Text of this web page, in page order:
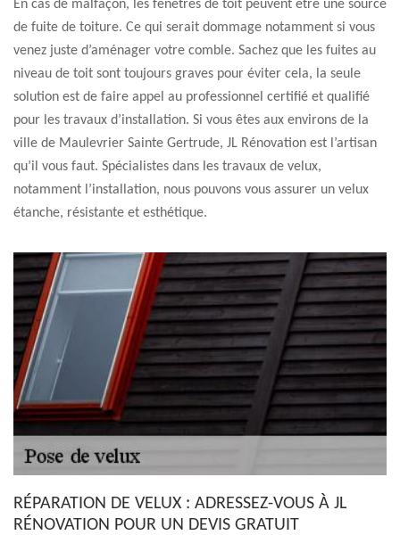
En cas de malfaçon, les fenêtres de toit peuvent être une source
de fuite de toiture. Ce qui serait dommage notamment si vous
venez juste d’aménager votre comble. Sachez que les fuites au
niveau de toit sont toujours graves pour éviter cela, la seule
solution est de faire appel au professionnel certifié et qualifié
pour les travaux d’installation. Si vous êtes aux environs de la
ville de Maulevrier Sainte Gertrude, JL Rénovation est l’artisan
qu’il vous faut. Spécialistes dans les travaux de velux,
notamment l’installation, nous pouvons vous assurer un velux
étanche, résistante et esthétique.
RÉPARATION DE VELUX : ADRESSEZ-VOUS À JL
RÉNOVATION POUR UN DEVIS GRATUIT